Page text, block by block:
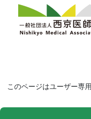
content
このページはユーザー専